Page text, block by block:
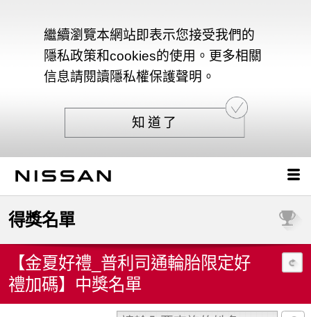
繼續瀏覽本網站即表示您接受我們的
隱私政策和cookies的使用。更多相關
信息請閱讀隱私權保護聲明。
知道了
得獎名單
【金夏好禮_普利司通輪胎限定好
禮加碼】中獎名單